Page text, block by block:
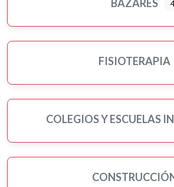
BAZARES
FISIOTERAPIA
COLEGIOS Y ESCUELAS